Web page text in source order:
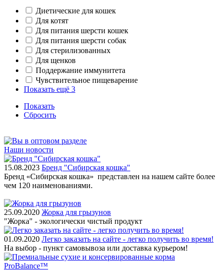
Диетические для кошек
Для котят
Для питания шерсти кошек
Для питания шерсти собак
Для стерилизованных
Для щенков
Поддержание иммунитета
Чувствительное пищеварение
Показать ещё 3
Показать
Сбросить
Наши новости
15.08.2023 Бренд "Сибирская кошка"
Бренд «Сибирская кошка» представлен на нашем сайте более
чем 120 наименованиями.
25.09.2020 Жорка для грызунов
"Жорка" - экологически чистый продукт
01.09.2020 Легко заказать на сайте - легко получить во время!
На выбор - пункт самовывоза или доставка курьером!